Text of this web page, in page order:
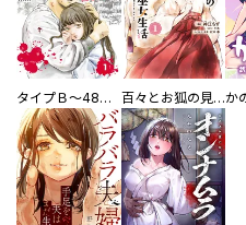
タイプＢ～48時間後、致死率100％～【単話】 百々とお狐の見習い巫女生活【単行本版】